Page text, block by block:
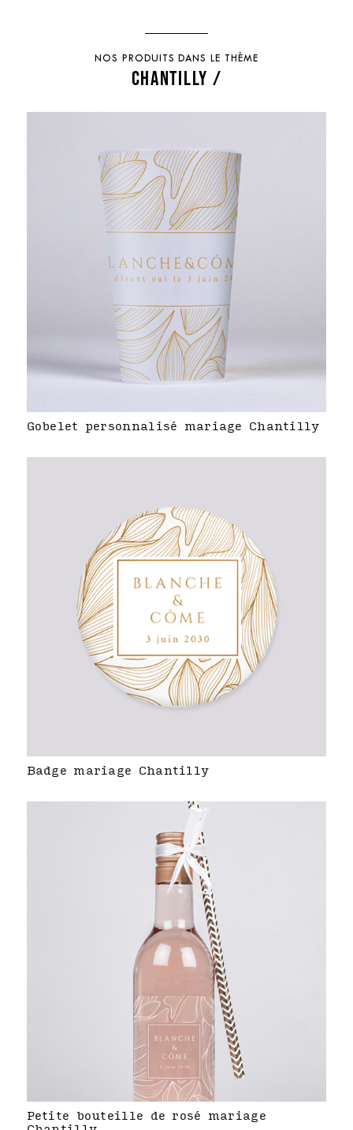
NOS PRODUITS DANS LE THÈME
CHANTILLY /
Gobelet personnalisé mariage Chantilly
Badge mariage Chantilly
Petite bouteille de rosé mariage